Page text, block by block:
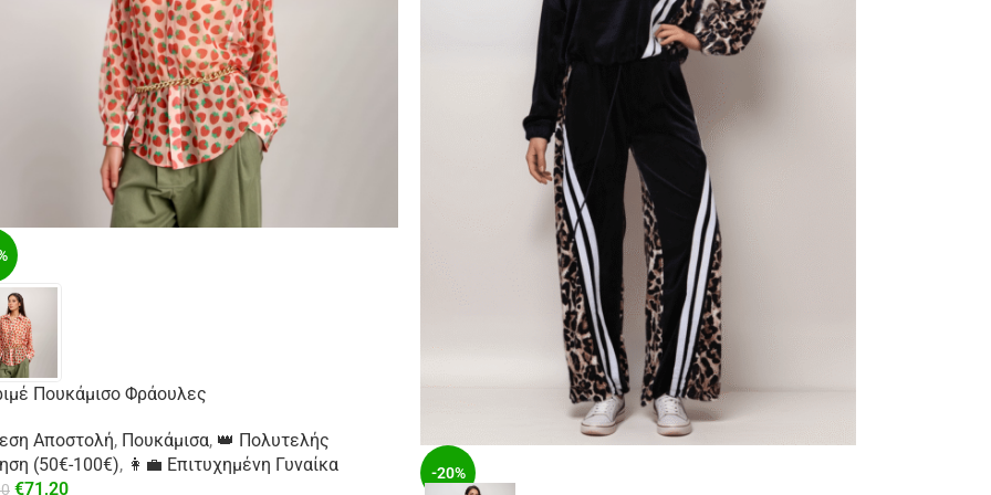
Πουκάμισο Φράουλες
Αποστολή, Πουκάμισα, 👑 Πολυτελής
(50€-100€), 👩‍💼 Επιτυχημένη Γυναίκα
€71,20
-20%